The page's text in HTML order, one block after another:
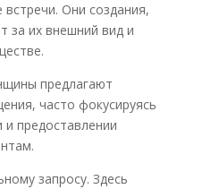
Они создания,
за их внешний вид и
предлагают
часто фокусируясь
предоставлении
запросу. Здесь